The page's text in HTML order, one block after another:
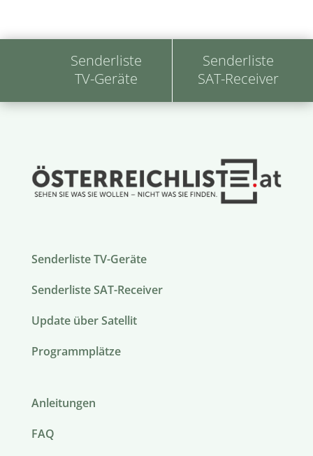
Senderliste
TV-Geräte
Senderliste
SAT-Receiver
Senderliste TV-Geräte
Senderliste SAT-Receiver
Update über Satellit
Programmplätze
Anleitungen
FAQ